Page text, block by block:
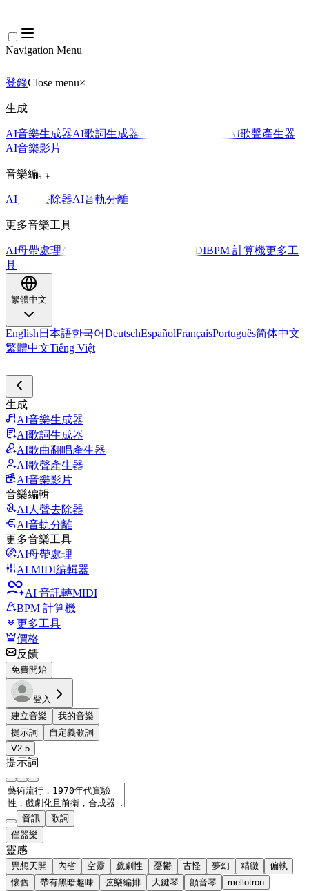
Navigation Menu
登錄Close menu×
生成
AI音樂生成器AI歌詞生成器AI歌曲翻唱產生器
AI歌聲產生器
AI音樂影片
音樂編輯
AI人聲去除器AI音軌分離
更多音樂工具
AI母帶處理AI MIDI編輯器 AI 音訊轉MIDIBPM 計算機更多工
具
繁體中文
English 日本語한국어DeutschEspañolFrançaisPortuguês简体中文
繁體中文Tiếng Việt
生成
AI音樂生成器
AI歌詞生成器
AI歌曲翻唱產生器
AI歌聲產生器
AI音樂影片
音樂編輯
AI人聲去除器
AI音軌分離
更多音樂工具
AI母帶處理
AI MIDI編輯器
AI 音訊轉MIDI
BPM 計算機
更多工具
價格
反饋
免費開始
登入
建立音樂
我的音樂
提示詞
自定義歌詞
V2.5
提示詞
音訊
歌詞
僅器樂
靈感
異想天開 內省 空靈 戲劇性 憂鬱 古怪 夢幻 精緻
偏執
懷舊
帶有黑暗趣味 弦樂編排 大鍵琴 顫音琴
mellotron